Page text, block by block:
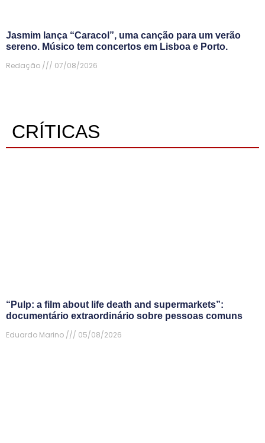
Jasmim lança “Caracol”, uma canção para um verão
sereno. Músico tem concertos em Lisboa e Porto.
Redação
07/08/2026
CRÍTICAS
“Pulp: a film about life death and supermarkets”:
documentário extraordinário sobre pessoas comuns
Eduardo Marino
05/08/2026